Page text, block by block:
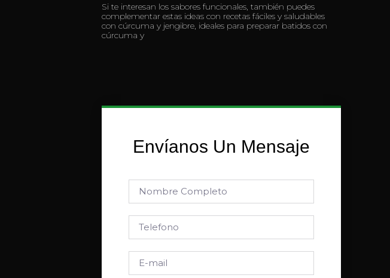
Si te interesan los sabores funcionales, también puedes
complementar estas ideas con recetas fáciles y saludables
con cúrcuma y jengibre, ideales para preparar batidos con
cúrcuma y
Envíanos Un Mensaje